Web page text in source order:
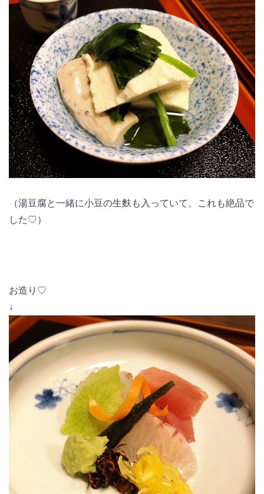
（湯豆腐と一緒に小豆の生麩も入っていて、これも絶品で
した♡）
お造り♡
↓